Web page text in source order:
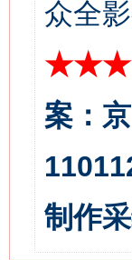
众全
案：
制作